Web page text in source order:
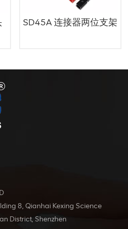
SD45A 连接器两位支架
8, Qianhai Kexing Science
District, Shenzhen